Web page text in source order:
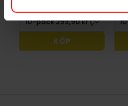
KÖP